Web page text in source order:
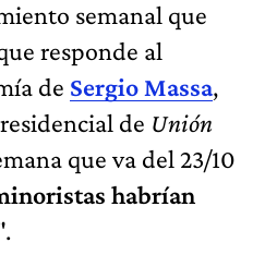
semanal que
responde al
de Sergio Massa,
de Unión
que va del 23/10
habrían